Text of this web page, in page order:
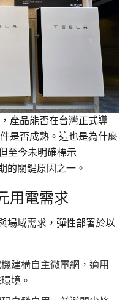
產品能否在台灣正式導
是否成熟。這也是為什麼
至今未明確標示
的關鍵原因之一。
用電需求
場域需求，彈性部署於以
建構自主微電網，適用
境。